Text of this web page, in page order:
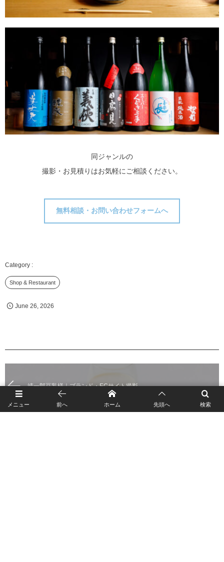
同ジャンルの
撮影・お見積りはお気軽にご相談ください。
無料相談・お問い合わせフォームへ
Shop & Restaurant
June 26 2026
靖一郎豆乳様｜ブランド・ECサイト撮影
メニュー 検索
前へ ホーム 先頭へ